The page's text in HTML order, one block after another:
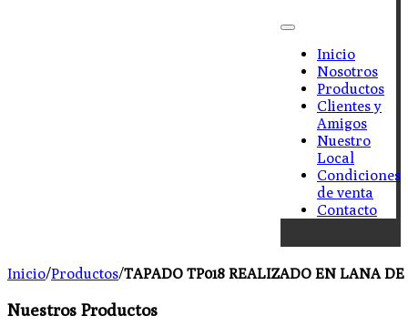
Inicio
Nosotros
Productos
Clientes y
Amigos
Nuestro
Local
Condiciones
de venta
Contacto
Inicio/Productos/TAPADO TP018 REALIZADO EN LANA DE
Nuestros Productos